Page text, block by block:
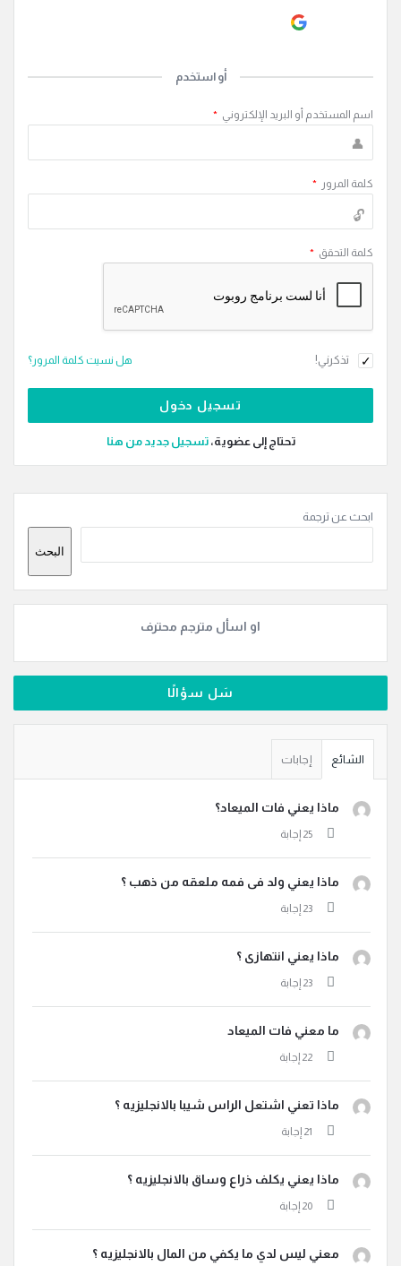
أو استخدم
اسم المستخدم أو البريد الإلكتروني *
كلمة المرور *
كلمة التحقق *
تذكرني! هل نسيت كلمة المرور؟
تحتاج إلى عضوية،‫تسجيل جديد من هنا
الجانبية
ابحث عن ترجمة
البحث
او اسأل مترجم محترف
سَل سؤالًا
الشائع إجابات
ماذا يعني فات الميعاد؟
ماذا يعني ولد فى فمه ملعقه من ذهب ؟
ماذا يعني انتهازى ؟
ما معني فات الميعاد
ماذا تعني اشتعل الراس شيبا بالانجليزيه ؟
ماذا يعني يكلف ذراع وساق بالانجليزيه ؟
معني ليس لدي ما يكفي من المال بالانجليزيه ؟